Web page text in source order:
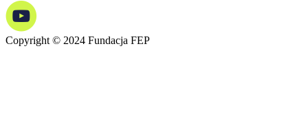
Copyright © 2024 Fundacja FEP